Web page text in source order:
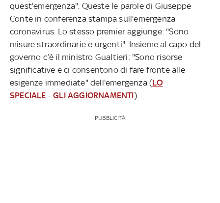
quest'emergenza". Queste le parole di Giuseppe
Conte in conferenza stampa sull’emergenza
coronavirus. Lo stesso premier aggiunge: "Sono
misure straordinarie e urgenti". Insieme al capo del
governo c’è il ministro Gualtieri: "Sono risorse
significative e ci consentono di fare fronte alle
esigenze immediate" dell'emergenza (LO
SPECIALE -GLI AGGIORNAMENTI).
PUBBLICITÀ